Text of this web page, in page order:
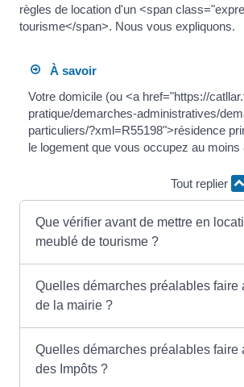
règles de location d'un <span
tourisme</span>. Nous vous expliquons.
À savoir
Votre domicile (ou <a href="https://
pratique/demarches-administratives/
particuliers/?xml=R55198">résidence
le logement que vous occupez au moins
Tout replier
Que vérifier avant de mettre en
meublé de tourisme ?
Quelles démarches préalables faire
de la mairie ?
Quelles démarches préalables faire
des Impôts ?